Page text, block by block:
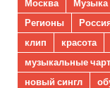
Москва
Музыка
Регионы
клип
красота
музыкальные
новый сингл